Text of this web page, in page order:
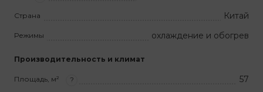
Страна Китай
Режимы охлаждение и обогрев
Производительность и климат
Площадь, м² ? 57